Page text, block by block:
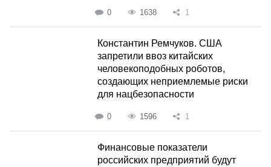
0 1638 1
Константин Ремчуков. США
запретили ввоз китайских
человекоподобных роботов,
создающих неприемлемые риски
для нацбезопасности
0 1596 1
Финансовые показатели
российских предприятий будут